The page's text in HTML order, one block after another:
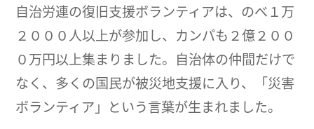
自治労連の復旧支援ボランティアは、のべ１万
２０００人以上が参加し、カンパも２億２００
０万円以上集まりました。自治体の仲間だけで
なく、多くの国民が被災地支援に入り、「災害
ボランティア」という言葉が生まれました。